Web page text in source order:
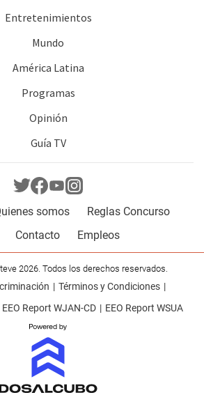
Entretenimientos
Mundo
América Latina
Programas
Opinión
Guía TV
somos
Reglas Concurso
Contacto Empleos
2026. Todos los derechos reservados.
Términos y Condiciones
EEO Report WJAN-CD EEO Report WSUA